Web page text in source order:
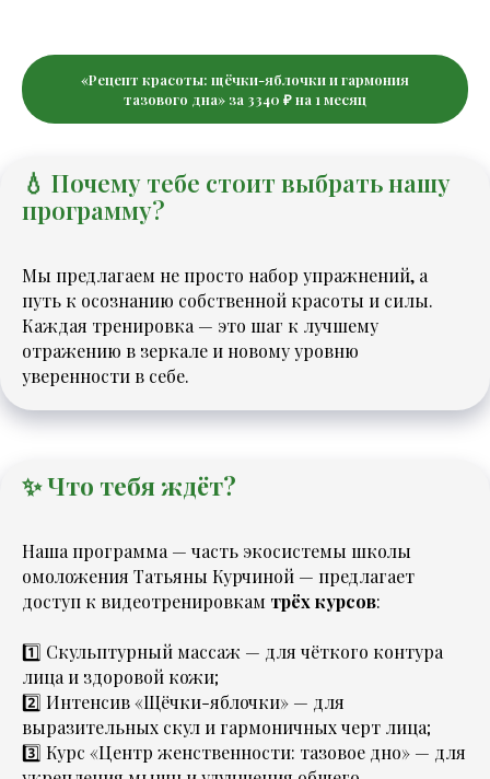
«Рецепт красоты: щёчки-яблочки и гармония
тазового дна» за 3340 ₽ на 1 месяц
💧 Почему тебе стоит выбрать нашу
программу?
Мы предлагаем не просто набор упражнений, а
путь к осознанию собственной красоты и силы.
Каждая тренировка — это шаг к лучшему
отражению в зеркале и новому уровню
уверенности в себе.
✨ Что тебя ждёт?
Наша программа — часть экосистемы школы
омоложения Татьяны Курчиной — предлагает
доступ к видеотренировкам трёх курсов:
1️⃣ Скульптурный массаж — для чёткого контура
лица и здоровой кожи;
2️⃣ Интенсив «Щёчки-яблочки» — для
выразительных скул и гармоничных черт лица;
3️⃣ Курс «Центр женственности: тазовое дно» — для